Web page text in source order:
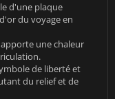
d'une plaque
du voyage en
une chaleur
de liberté et
du relief et de